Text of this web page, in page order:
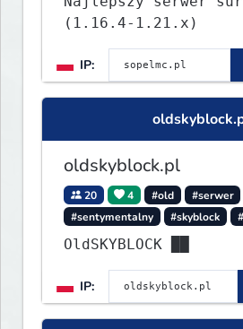
(1.16.4-1.21.x)
IP:
oldskyblock.pl
20 4 #old #serwer
#sentymentalny
#skyblock
OldSKYBLOCK ██
IP: